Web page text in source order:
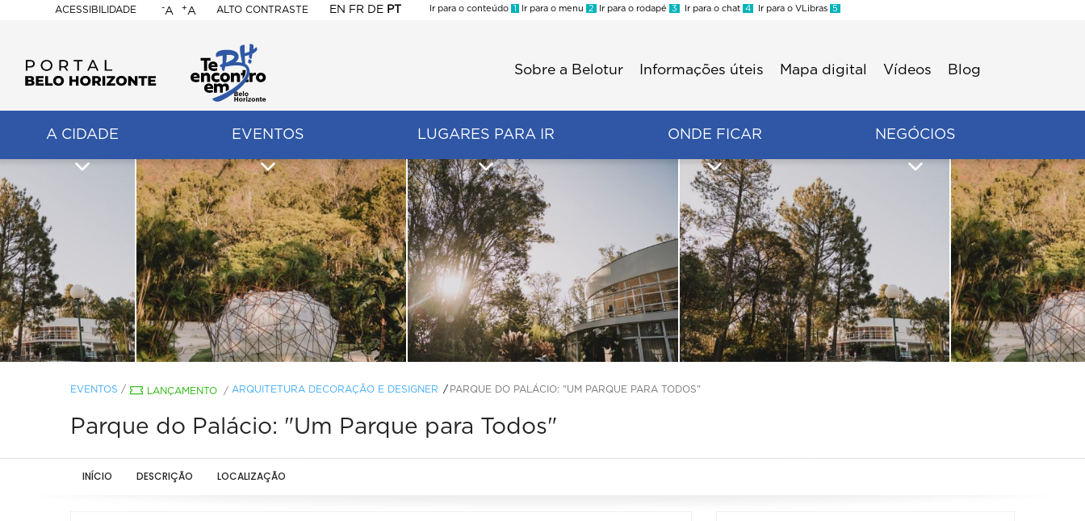
ACESSIBILIDADE
BELO
HORIZONTE
-A +A ALTO CONTRASTE EN FR DE PT
Ir para o conteúdo 1 Ir para o menu 2 Ir para o rodapé 3 Ir para o chat 4 Ir para o VLibras 5
Sobre a Belotur Informações úteis Mapa digital Vídeos Blog
A CIDADE EVENTOS LUGARES PARA IR ONDE FICAR NEGÓCIOS
EVENTOS / LANÇAMENTO / ARQUITETURA DECORAÇÃO E DESIGNER PARQUE DO PALÁCIO: "UM PARQUE PARA TODOS"
Parque do Palácio: "Um Parque para Todos"
INÍCIO DESCRIÇÃO LOCALIZAÇÃO